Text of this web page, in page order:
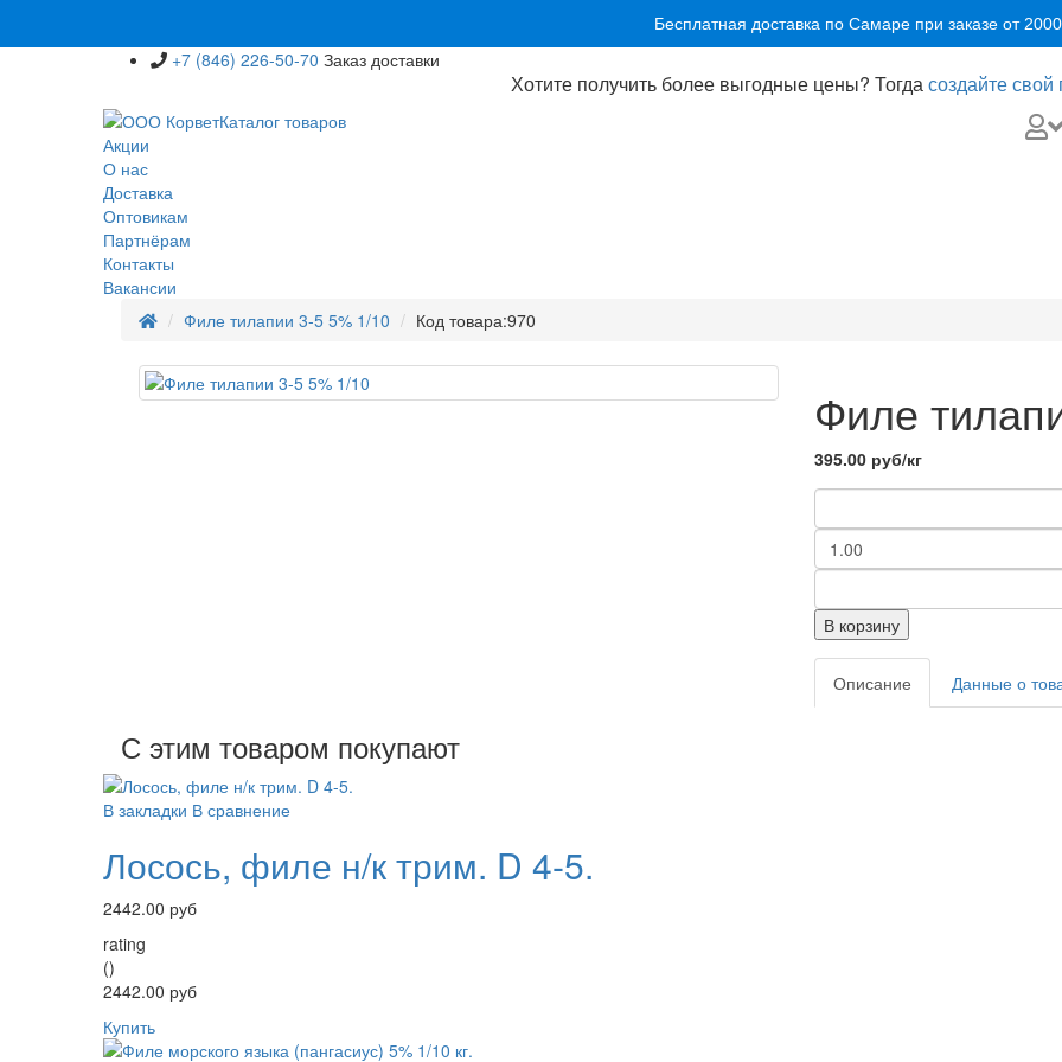
Бесплатная доставка по Самаре при заказе от
+7 (846) 226-50-70 Заказ доставки
Хотите получить более выгодные цены? Тогдасоздайте
Каталог товаров
Акции
О нас
Доставка
Оптовикам
Партнёрам
Контакты
Вакансии
Филе тилапии 3-5 5% 1/10
Код товара:970
Филе
395.00 руб/кг
В корзину
Описание Данные о
С этим товаром покупают
В закладки В сравнение
Лосось, филе н/к трим. D 4-5.
2442.00 руб
rating
()
2442.00 руб
Купить